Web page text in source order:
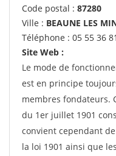
Code postal : 87280
Ville : BEAUNE LES
Téléphone : 05 55 36
Site Web :
Le mode de
est en principe
membres fondateurs.
du 1er juillet 1901
convient cependant
la loi 1901 ainsi que